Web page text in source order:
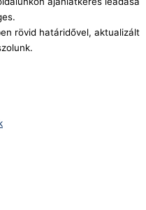
rövid határidővel, aktualizált